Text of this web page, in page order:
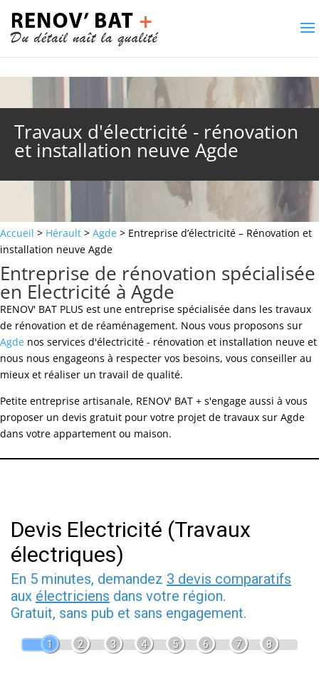
Travaux d'électricité - rénovation
et installation neuve Agde
Accueil > Hérault > Agde > Entreprise d’électricité – Rénovation et
installation neuve Agde
Entreprise de rénovation spécialisée
en Electricité à Agde
RENOV' BAT PLUS est une entreprise spécialisée dans les travaux
de rénovation et de réaménagement. Nous vous proposons sur
Agde nos services d'électricité - rénovation et installation neuve et
nous nous engageons à respecter vos besoins, vous conseiller au
mieux et réaliser un travail de qualité.
Petite entreprise artisanale, RENOV' BAT + s'engage aussi à vous
proposer un devis gratuit pour votre projet de travaux sur Agde
dans votre appartement ou maison.
Devis Electricité (Travaux
électriques)
En 5 minutes, demandez 3 devis comparatifs
aux électriciens dans votre région.
Gratuit, sans pub et sans engagement.
1 2 3 4 5 6 7 8